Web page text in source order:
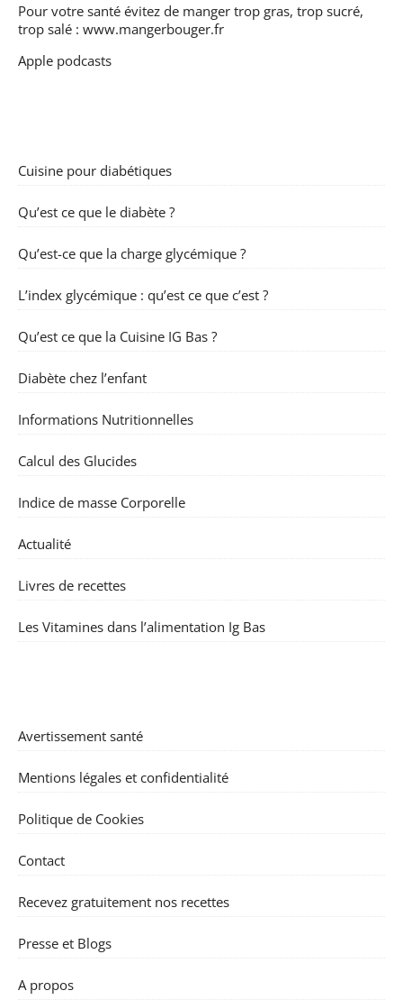
Pour votre santé évitez de manger trop gras, trop sucré,
trop salé : www.mangerbouger.fr
Apple podcasts
Cuisine pour diabétiques
Qu’est ce que le diabète ?
Qu’est-ce que la charge glycémique ?
L’index glycémique : qu’est ce que c’est ?
Qu’est ce que la Cuisine IG Bas ?
Diabète chez l’enfant
Informations Nutritionnelles
Calcul des Glucides
Indice de masse Corporelle
Actualité
Livres de recettes
Les Vitamines dans l’alimentation Ig Bas
Avertissement santé
Mentions légales et confidentialité
Politique de Cookies
Contact
Recevez gratuitement nos recettes
Presse et Blogs
A propos